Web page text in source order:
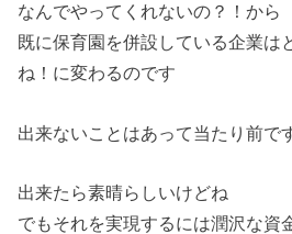
なんでやってくれないの？！から
既に保育園を併設している企業は
ね！に変わるのです
出来ないことはあって当たり前で
出来たら素晴らしいけどね
でもそれを実現するには潤沢な資